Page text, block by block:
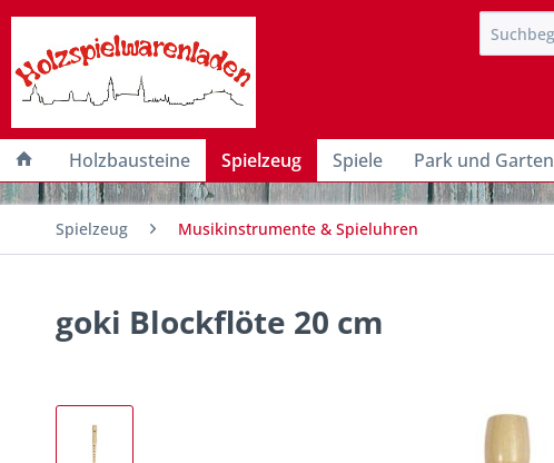
Holzbausteine Spielzeug Spiele Park und Garten
Spielzeug Musikinstrumente & Spieluhren
goki Blockflöte 20 cm